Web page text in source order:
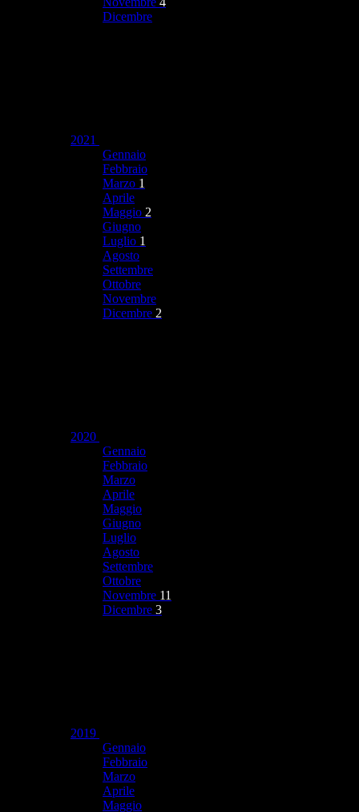
Dicembre
2021
Gennaio
Febbraio
Marzo 1
Aprile
Maggio 2
Giugno
Luglio 1
Agosto
Settembre
Ottobre
Novembre
Dicembre 2
2020
Gennaio
Febbraio
Marzo
Aprile
Maggio
Giugno
Luglio
Agosto
Settembre
Ottobre
Novembre 11
Dicembre 3
2019
Gennaio
Febbraio
Marzo
Aprile
Maggio